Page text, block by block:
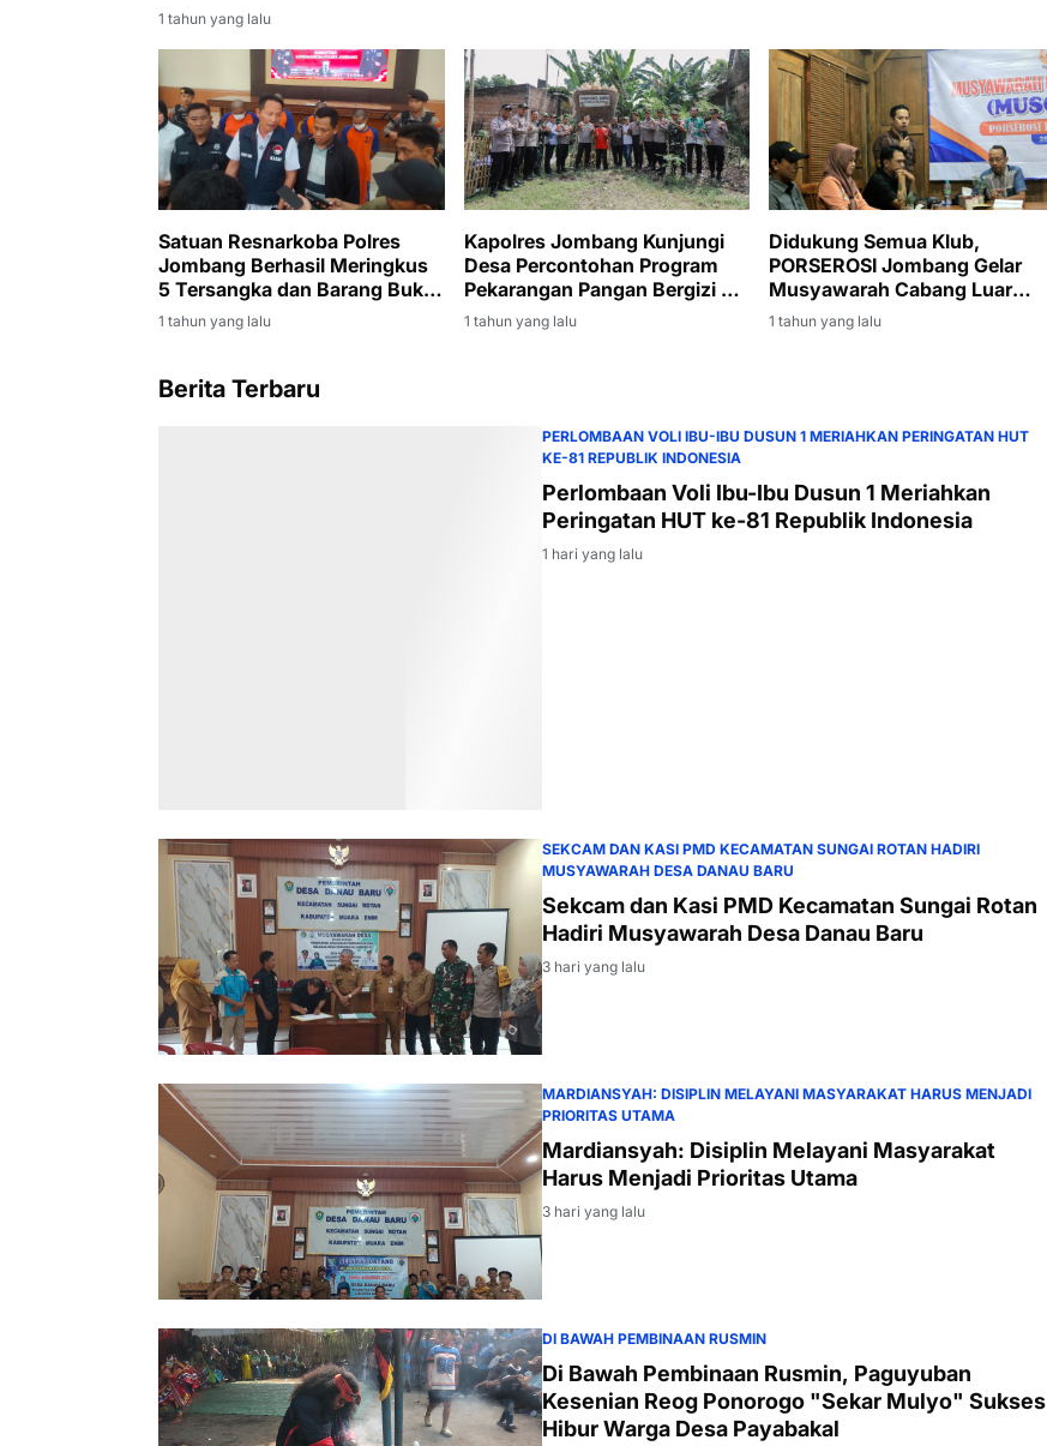
1 tahun yang lalu
Satuan Resnarkoba Polres
Jombang Berhasil Meringkus
5 Tersangka dan Barang Bukti
Sabu Seberat 3,5 Ons
1 tahun yang lalu
Kapolres Jombang Kunjungi
Desa Percontohan Program
Pekarangan Pangan Bergizi di
Mojotrisno
1 tahun yang lalu
Didukung Semua Klub,
PORSEROSI Jombang Gelar
Musyawarah Cabang Luar
Biasa
1 tahun yang lalu
Berita Terbaru
PERLOMBAAN VOLI IBU-IBU DUSUN 1 MERIAHKAN PERINGATAN HUT
KE-81 REPUBLIK INDONESIA
Perlombaan Voli Ibu-Ibu Dusun 1 Meriahkan
Peringatan HUT ke-81 Republik Indonesia
1 hari yang lalu
SEKCAM DAN KASI PMD KECAMATAN SUNGAI ROTAN HADIRI
MUSYAWARAH DESA DANAU BARU
Sekcam dan Kasi PMD Kecamatan Sungai Rotan
Hadiri Musyawarah Desa Danau Baru
3 hari yang lalu
MARDIANSYAH: DISIPLIN MELAYANI MASYARAKAT HARUS MENJADI
PRIORITAS UTAMA
Mardiansyah: Disiplin Melayani Masyarakat
Harus Menjadi Prioritas Utama
3 hari yang lalu
DI BAWAH PEMBINAAN RUSMIN
Di Bawah Pembinaan Rusmin, Paguyuban
Kesenian Reog Ponorogo "Sekar Mulyo" Sukses
Hibur Warga Desa Payabakal